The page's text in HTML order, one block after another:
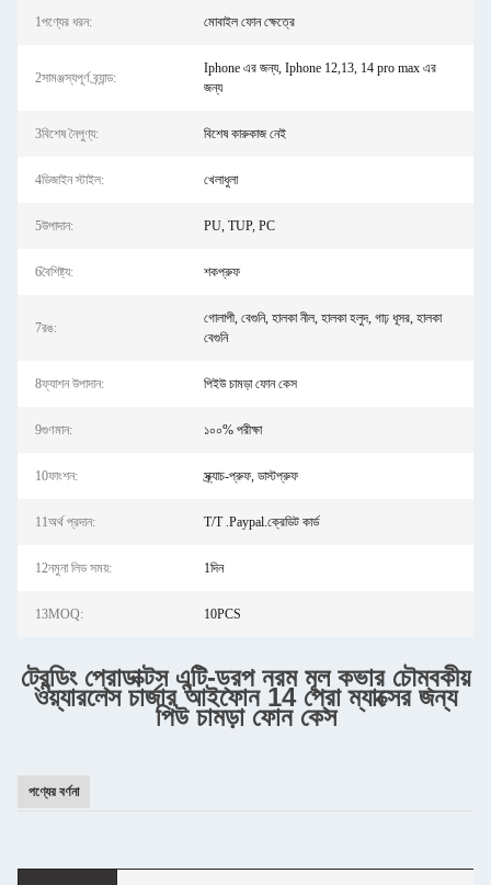
1পণ্যের ধরন: মোবাইল ফোন ক্ষেত্রে
2সামঞ্জস্যপূর্ণ ব্র্যান্ড:
Iphone এর জন্য, Iphone 12,13, 14 pro max এর
জন্য
3বিশেষ নৈপুণ্য: বিশেষ কারুকাজ নেই
4ডিজাইন স্টাইল: খেলাধুলা
5উপাদান: PU, TUP, PC
6বৈশিষ্ট্য: শকপ্রুফ
7রঙ:
গোলাপী, বেগুনি, হালকা নীল, হালকা হলুদ, গাঢ় ধূসর, হালকা
বেগুনি
8ফ্যাশন উপাদান: পিইউ চামড়া ফোন কেস
9গুণমান: ১০০% পরীক্ষা
10ফাংশন: স্ক্র্যাচ-প্রুফ, ডাস্টপ্রুফ
11অর্থ প্রদান: T/T .Paypal.ক্রেডিট কার্ড
12নমুনা লিড সময়: 1দিন
13MOQ: 10PCS
ট্রেন্ডিং প্রোডাক্টস এন্টি-ড্রপ নরম মূল কভার চৌম্বকীয়
ওয়্যারলেস চার্জার আইফোন 14 প্রো ম্যাক্সের জন্য
পিউ চামড়া ফোন কেস
পণ্যের বর্ণনা